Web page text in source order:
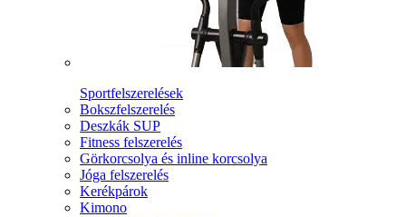
Sportfelszerelések
Bokszfelszerelés
Deszkák SUP
Fitness felszerelés
Görkorcsolya és inline korcsolya
Jóga felszerelés
Kerékpárok
Kimono